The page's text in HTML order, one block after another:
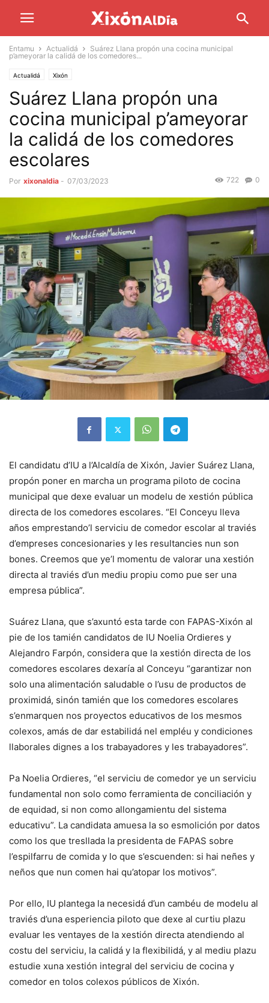
Entamu Actualidá
Suárez Llana propón una cocina municipal
p’ameyorar la calidá de los comedores...
Actualidá Xixón
Suárez Llana propón una
cocina municipal p’ameyorar
la calidá de los comedores
escolares
Por xixonaldia - 07/03/2023 0
722
El candidatu d’IU a l’Alcaldía de Xixón, Javier Suárez Llana,
propón poner en marcha un programa piloto de cocina
municipal que dexe evaluar un modelu de xestión pública
directa de los comedores escolares. “El Conceyu lleva
años emprestando’l serviciu de comedor escolar al traviés
d’empreses concesionaries y les resultancies nun son
bones. Creemos que ye’l momentu de valorar una xestión
directa al traviés d’un mediu propiu como pue ser una
empresa pública”.
Suárez Llana, que s’axuntó esta tarde con FAPAS-Xixón al
pie de los tamién candidatos de IU Noelia Ordieres y
Alejandro Farpón, considera que la xestión directa de los
comedores escolares dexaría al Conceyu “garantizar non
solo una alimentación saludable o l’usu de productos de
proximidá, sinón tamién que los comedores escolares
s’enmarquen nos proyectos educativos de los mesmos
colexos, amás de dar estabilidá nel empléu y condiciones
llaborales dignes a los trabayadores y les trabayadores”.
Pa Noelia Ordieres, “el serviciu de comedor ye un serviciu
fundamental non solo como ferramienta de conciliación y
de equidad, si non como allongamientu del sistema
educativu”. La candidata amuesa la so esmolición por datos
como los que tresllada la presidenta de FAPAS sobre
l’espilfarru de comida y lo que s’escuenden: si hai neñes y
neños que nun comen hai qu’atopar los motivos”.
Por ello, IU plantega la necesidá d’un cambéu de modelu al
traviés d’una esperiencia piloto que dexe al curtiu plazu
evaluar les ventayes de la xestión directa atendiendo al
costu del serviciu, la calidá y la flexibilidá, y al mediu plazu
estudie xuna xestión integral del serviciu de cocina y
comedor en tolos colexos públicos de Xixón.